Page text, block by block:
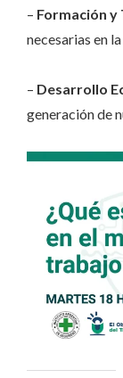
– Formación y
necesarias en
– Desarrollo
generación de